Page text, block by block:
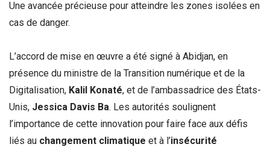
Une avancée précieuse pour atteindre les zones isolées en
cas de danger.
L’accord de mise en œuvre a été signé à Abidjan, en
présence du ministre de la Transition numérique et de la
Digitalisation, Kalil Konaté, et de l’ambassadrice des États-
Unis, Jessica Davis Ba. Les autorités soulignent
l’importance de cette innovation pour faire face aux défis
liés au changement climatique et à l’insécurité